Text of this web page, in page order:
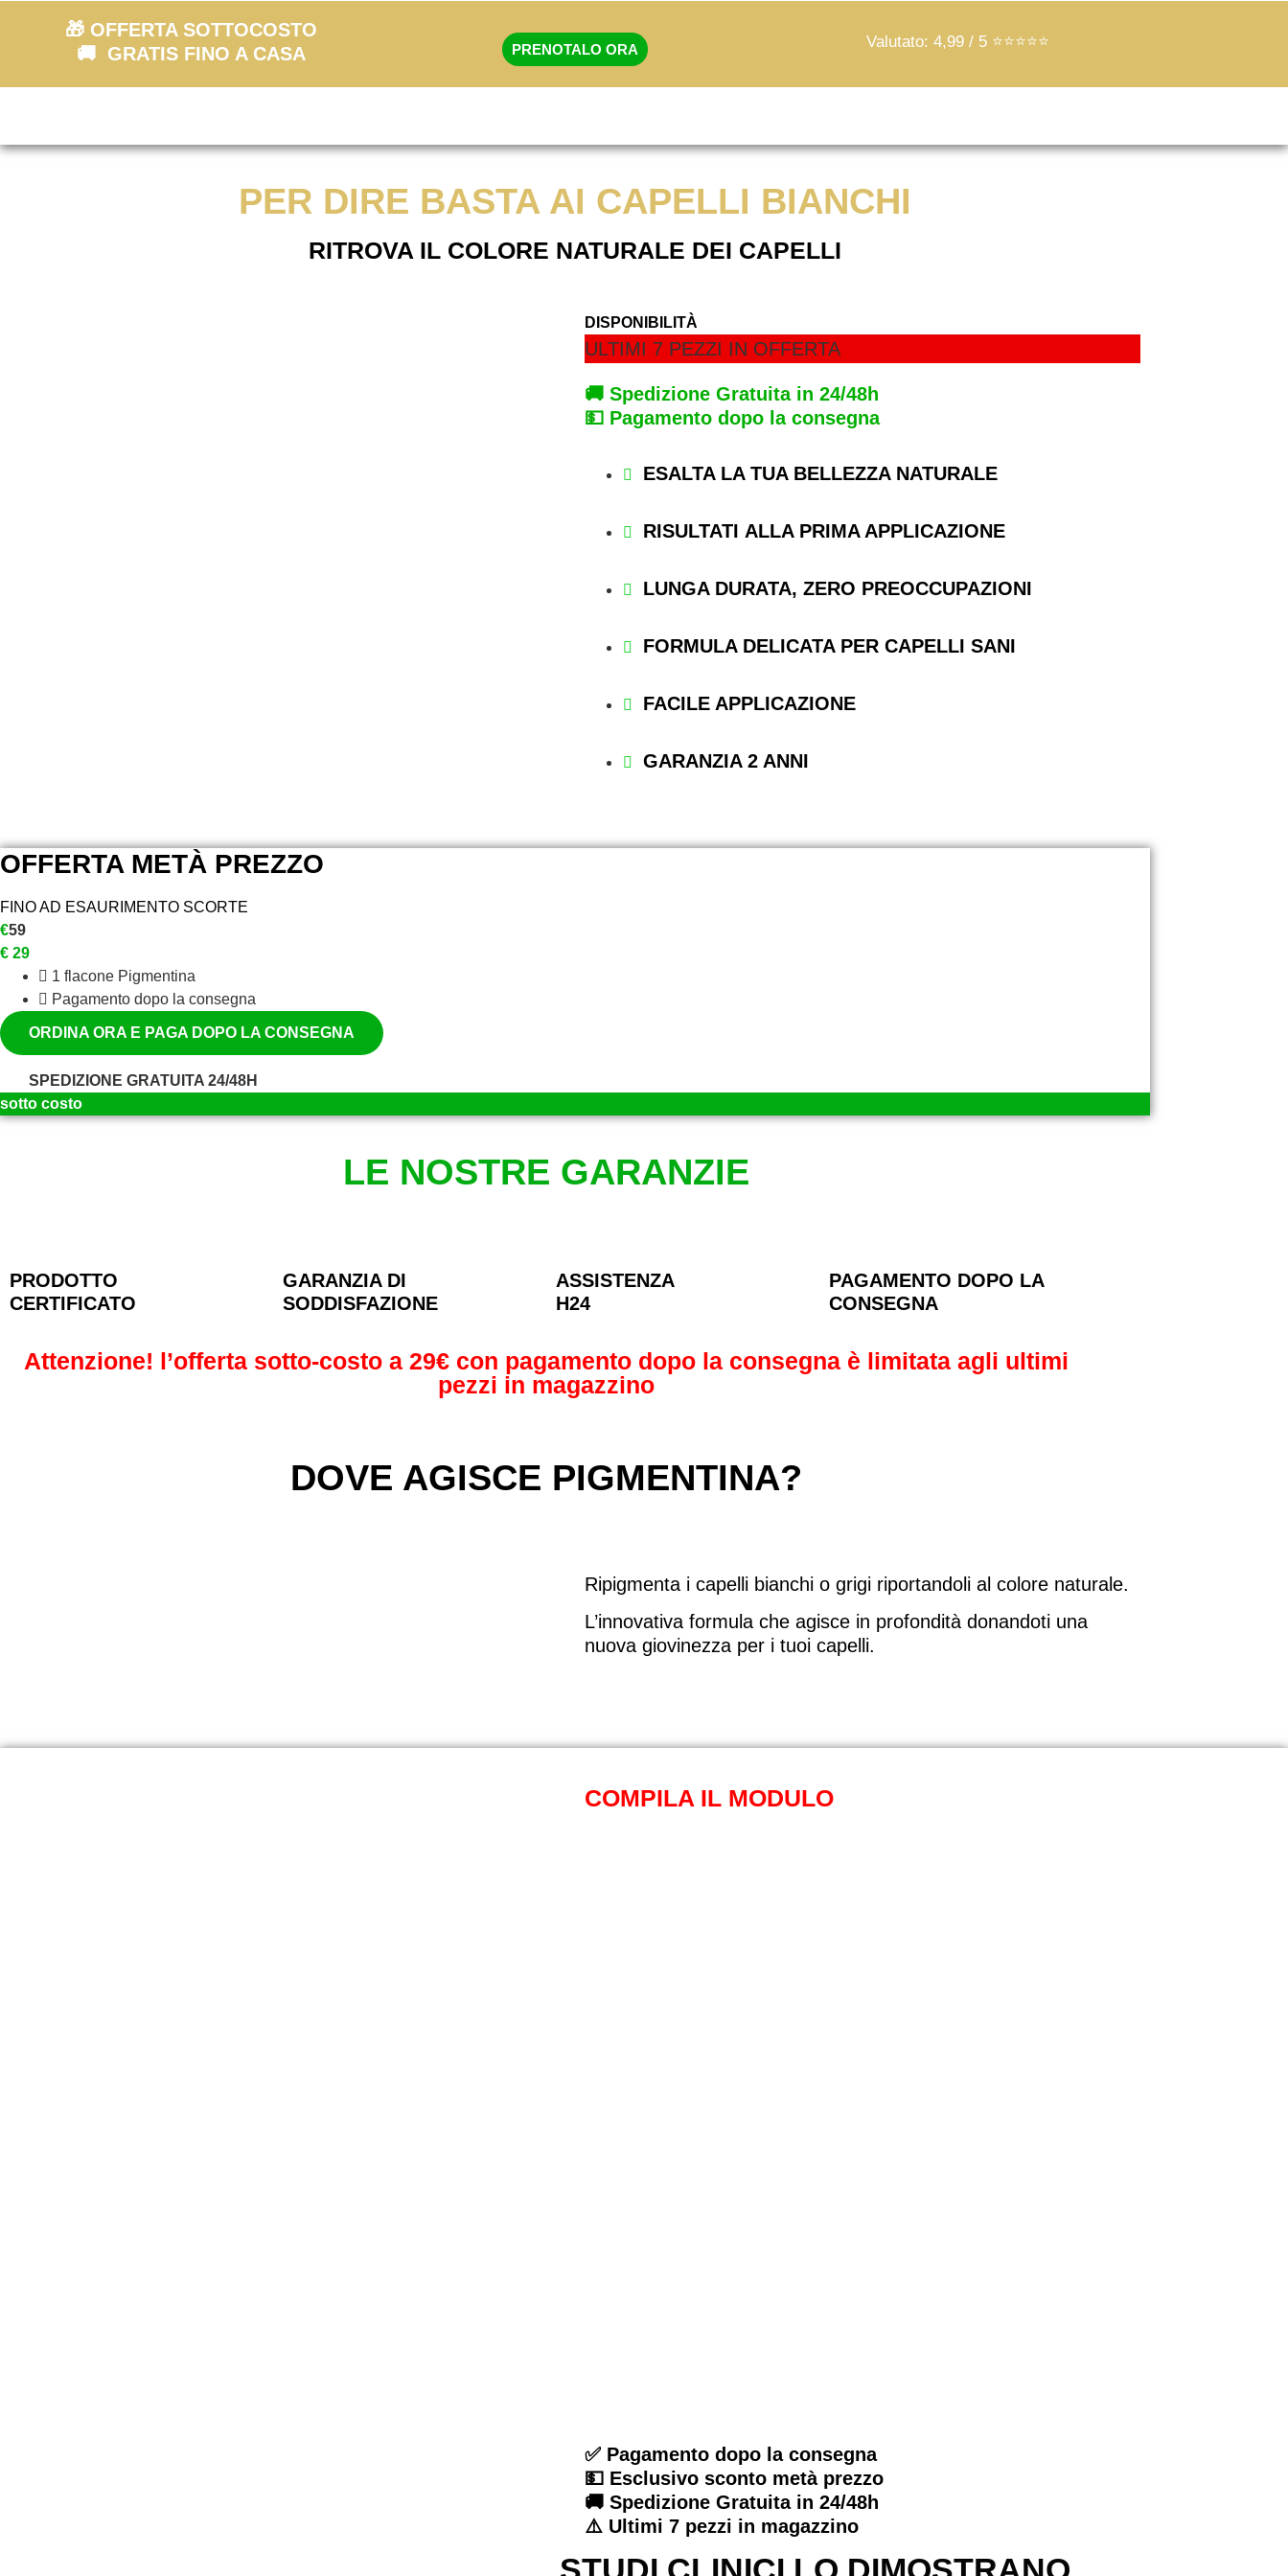
🎁 OFFERTA SOTTOCOSTO
🚚 GRATIS FINO A CASA
PRENOTALO ORA Valutato: 4,99 / 5 ⭐️⭐️⭐️⭐️⭐️
PER DIRE BASTA AI CAPELLI BIANCHI
RITROVA IL COLORE NATURALE DEI CAPELLI
DISPONIBILITÀ
ULTIMI 7 PEZZI IN OFFERTA
🚚 Spedizione Gratuita in 24/48h
💵 Pagamento dopo la consegna
ESALTA LA TUA BELLEZZA NATURALE
RISULTATI ALLA PRIMA APPLICAZIONE
LUNGA DURATA, ZERO PREOCCUPAZIONI
FORMULA DELICATA PER CAPELLI SANI
FACILE APPLICAZIONE
GARANZIA 2 ANNI
OFFERTA METÀ PREZZO
FINO AD ESAURIMENTO SCORTE
€59
€ 29
1 flacone Pigmentina
Pagamento dopo la consegna
ORDINA ORA E PAGA DOPO LA CONSEGNA
SPEDIZIONE GRATUITA 24/48H
sotto costo
LE NOSTRE GARANZIE
PRODOTTO
CERTIFICATO
GARANZIA DI
SODDISFAZIONE
ASSISTENZA
H24
PAGAMENTO DOPO LA
CONSEGNA
Attenzione! l’offerta sotto-costo a 29€ con pagamento dopo la consegna è limitata agli ultimi
pezzi in magazzino
DOVE AGISCE PIGMENTINA?
Ripigmenta i capelli bianchi o grigi riportandoli al colore naturale.
L’innovativa formula che agisce in profondità donandoti una
nuova giovinezza per i tuoi capelli.
COMPILA IL MODULO
✅ Pagamento dopo la consegna
💵 Esclusivo sconto metà prezzo
🚚 Spedizione Gratuita in 24/48h
⚠️ Ultimi 7 pezzi in magazzino